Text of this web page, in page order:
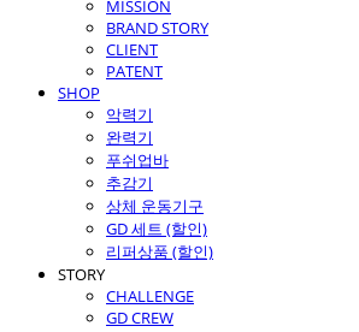
MISSION
BRAND STORY
CLIENT
PATENT
SHOP
악력기
완력기
푸쉬업바
추감기
상체 운동기구
GD 세트 (할인)
리퍼상품 (할인)
STORY
CHALLENGE
GD CREW